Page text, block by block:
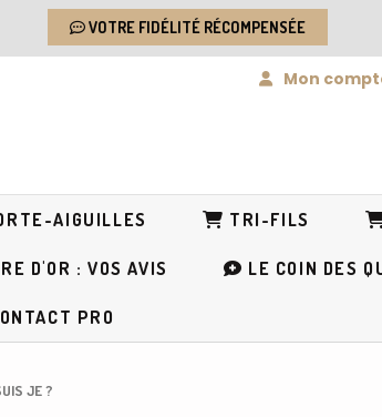
VOTRE FIDÉLITÉ RÉCOMPENSÉE
Mon
AIGUILLES TRI-FILS
D'OR : VOS AVIS LE COIN DES
PRO
JE ?